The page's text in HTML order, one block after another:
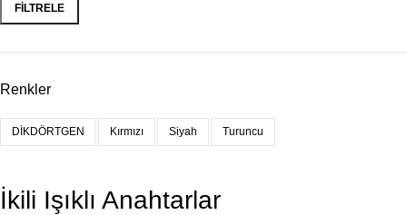
FILTRELE
Renkler
DİKDÖRTGEN Kırmızı Siyah Turuncu
İkili Işıklı Anahtarlar